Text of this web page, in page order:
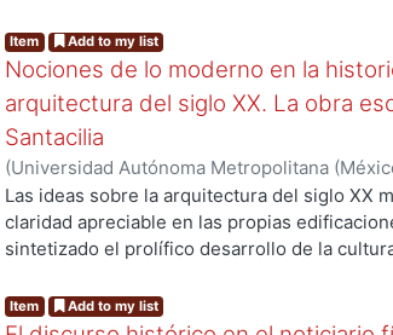
Item Add to my list
Nociones de lo moderno en la
arquitectura del siglo XX. La obra
Santacilia
(Universidad Autónoma Metropolitana
de Servicios de Información.,2012-02)
Las ideas sobre la arquitectura del siglo XX
claridad apreciable en las propias
sintetizado el prolífico desarrollo de la
sustento material -casi testimonial— del
sociales, políticas y culturales. Ese
Item Add to my list